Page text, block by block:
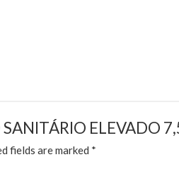
ELEVADO
fields are marked *